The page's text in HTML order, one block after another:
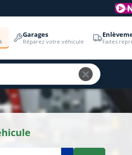
Garages
Réparez votre véhicule Faites